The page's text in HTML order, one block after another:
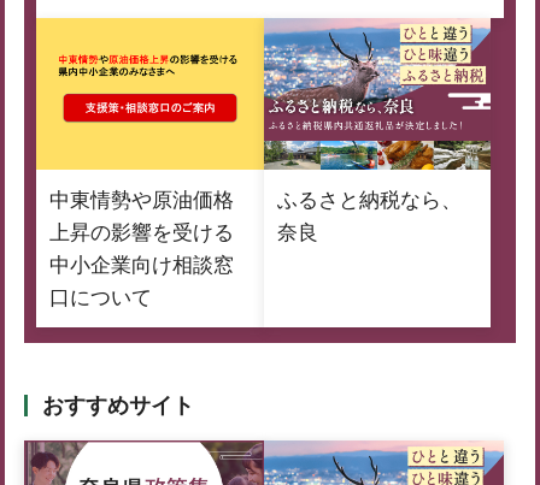
中東情勢や原油価格
上昇の影響を受ける
中小企業向け相談窓
口について
ふるさと納税なら、
奈良
おすすめサイト